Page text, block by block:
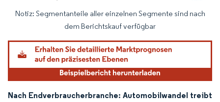
Bild © Mordor Intelligence. Wiederverwendung erfordert Namensnennung
Notiz: Segmentanteile aller einzelnen Segmente sind nach
dem Berichtskauf verfügbar
Nach Endverbraucherbranche: Automobilwandel treibt